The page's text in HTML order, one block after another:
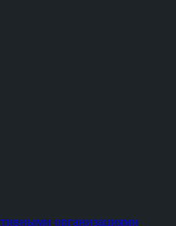
организациями